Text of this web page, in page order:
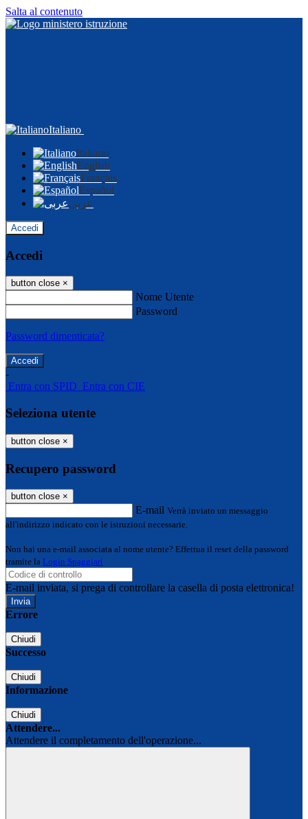
Salta al contenuto
Italiano
Italiano
English
Français
Español
عربى
Accedi
Accedi
button close ×
Nome Utente
Password
Password dimenticata?
-
Entra con SPID Entra con CIE
Seleziona utente
button close ×
Recupero password
button close ×
E-mail Verrà inviato un messaggio
all'indirizzo indicato con le istruzioni necessarie.
Non hai una e-mail associata al nome utente? Effettua il reset della password
tramite la Login Spaggiari
E-mail inviata, si prega di controllare la casella di posta elettronica!
Errore
Chiudi
Successo
Chiudi
Informazione
Chiudi
Attendere...
Attendere il completamento dell'operazione...